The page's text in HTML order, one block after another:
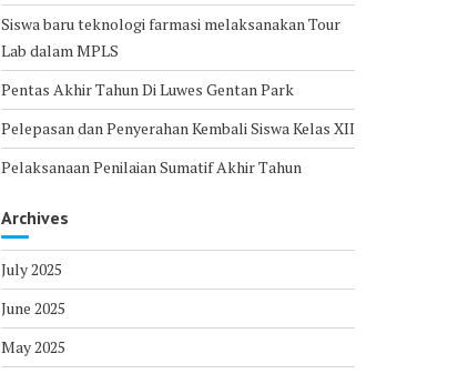
Siswa baru teknologi farmasi melaksanakan Tour
Lab dalam MPLS
Pentas Akhir Tahun Di Luwes Gentan Park
Pelepasan dan Penyerahan Kembali Siswa Kelas XII
Pelaksanaan Penilaian Sumatif Akhir Tahun
Archives
July 2025
June 2025
May 2025